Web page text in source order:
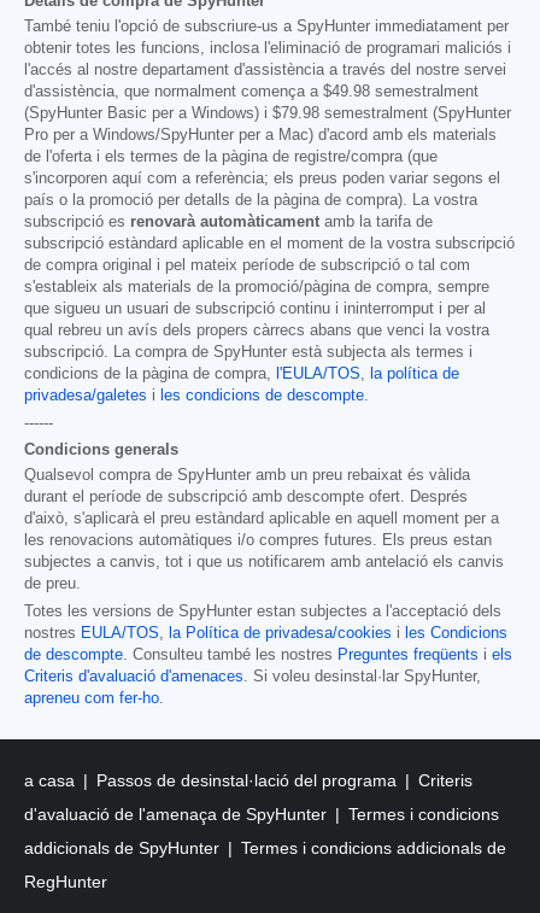
També teniu l'opció de subscriure-us a SpyHunter immediatament per
obtenir totes les funcions, inclosa l'eliminació de programari maliciós i
l'accés al nostre departament d'assistència a través del nostre servei
d'assistència, que normalment comença a $49.98 semestralment
(SpyHunter Basic per a Windows) i $79.98 semestralment (SpyHunter
Pro per a Windows/SpyHunter per a Mac) d'acord amb els materials
de l'oferta i els termes de la pàgina de registre/compra (que
s'incorporen aquí com a referència; els preus poden variar segons el
país o la promoció per detalls de la pàgina de compra). La vostra
subscripció es renovarà automàticament amb la tarifa de
subscripció estàndard aplicable en el moment de la vostra subscripció
de compra original i pel mateix període de subscripció o tal com
s'estableix als materials de la promoció/pàgina de compra, sempre
que sigueu un usuari de subscripció continu i ininterromput i per al
qual rebreu un avís dels propers càrrecs abans que venci la vostra
subscripció. La compra de SpyHunter està subjecta als termes i
condicions de la pàgina de compra, l'EULA/TOS, la política de
privadesa/galetes i les condicions de descompte.
------
Condicions generals
Qualsevol compra de SpyHunter amb un preu rebaixat és vàlida
durant el període de subscripció amb descompte ofert. Després
d'això, s'aplicarà el preu estàndard aplicable en aquell moment per a
les renovacions automàtiques i/o compres futures. Els preus estan
subjectes a canvis, tot i que us notificarem amb antelació els canvis
de preu.
Totes les versions de SpyHunter estan subjectes a l'acceptació dels
nostres EULA/TOS, la Política de privadesa/cookies i les Condicions
de descompte. Consulteu també les nostres Preguntes freqüents i els
Criteris d'avaluació d'amenaces. Si voleu desinstal·lar SpyHunter,
apreneu com fer-ho.
a casa Passos de desinstal·lació del programa
Criteris
d'avaluació de l'amenaça de SpyHunter
Termes i condicions
addicionals de SpyHunter
Termes i condicions addicionals de
RegHunter